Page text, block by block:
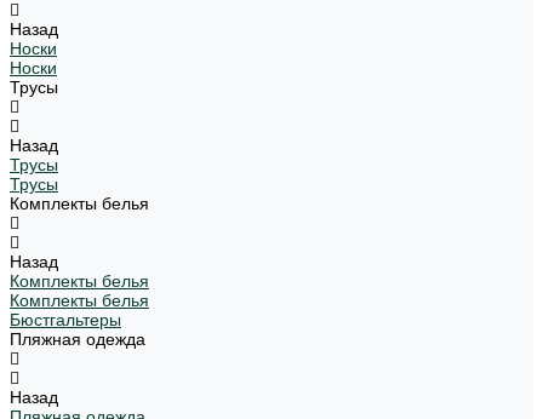
Назад
Носки
Носки
Трусы
Назад
Трусы
Трусы
Комплекты белья
Назад
Комплекты белья
Комплекты белья
Бюстгальтеры
Пляжная одежда
Назад